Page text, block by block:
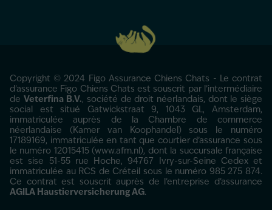
Copyright © 2024 Figo Assurance Chiens Chats - Le contrat
d'assurance Figo Chiens Chats est souscrit par l’intermédiaire
de Veterfina B.V., société de droit néerlandais, dont le siège
social est situé Gatwickstraat 9, 1043 GL, Amsterdam,
immatriculée auprès de la Chambre de commerce
néerlandaise (Kamer van Koophandel) sous le numéro
17189169, immatriculée en tant que courtier d’assurance sous
le numéro 12015415 (www.afm.nl), dont la succursale française
est sise 51-55 rue Hoche, 94767 Ivry-sur-Seine Cedex et
immatriculée au RCS de Créteil sous le numéro 985 275 874.
Ce contrat est souscrit auprès de l’entreprise d’assurance
AGILA Haustierversicherung AG.